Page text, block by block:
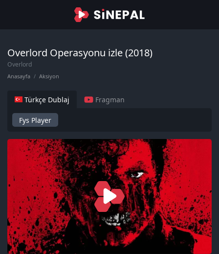
Overlord Operasyonu izle (2018)
Overlord
Anasayfa Aksiyon
Türkçe Dublaj Fragman
Fys Player